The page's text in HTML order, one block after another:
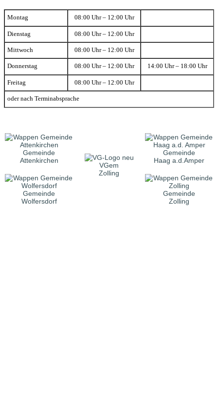
Montag 08:00 Uhr – 12:00 Uhr
Dienstag 08:00 Uhr – 12:00 Uhr
Mittwoch 08:00 Uhr – 12:00 Uhr
Donnerstag 08:00 Uhr – 12:00 Uhr 14:00 Uhr – 18:00 Uhr
Freitag 08:00 Uhr – 12:00 Uhr
oder nach Terminabsprache
Gemeinde
Attenkirchen
VGem
Zolling
Gemeinde
Haag a.d.Amper
Gemeinde
Wolfersdorf
Gemeinde
Zolling